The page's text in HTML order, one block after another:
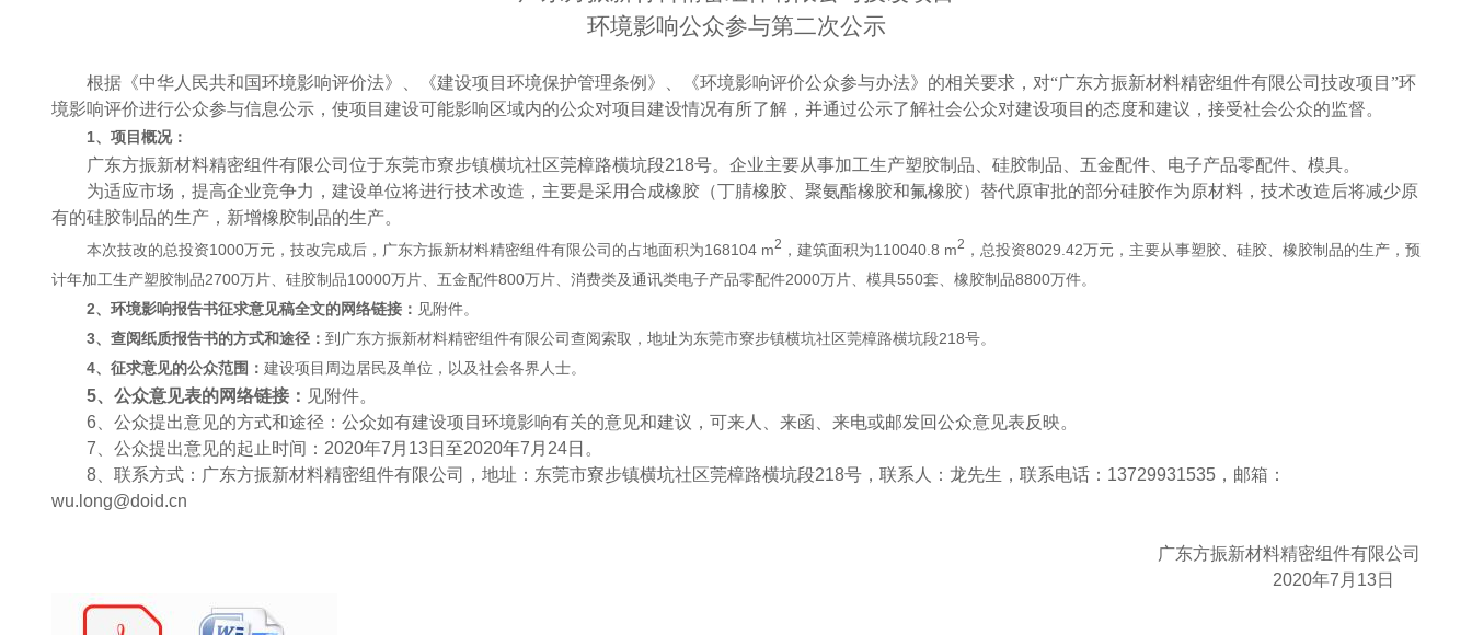
环境影响公众参与第二次公示
根据《中华人民共和国环境影响评价法》、《建设项目环境保护管理条例》、《环境影响评价公众参与办法》的相关要求，对“广东方振新材料精密组件有限公司技改项目”环
境影响评价进行公众参与信息公示，使项目建设可能影响区域内的公众对项目建设情况有所了解，并通过公示了解社会公众对建设项目的态度和建议，接受社会公众的监督。
1、项目概况：
广东方振新材料精密组件有限公司位于东莞市寮步镇横坑社区莞樟路横坑段218号。企业主要从事加工生产塑胶制品、硅胶制品、五金配件、电子产品零配件、模具。
为适应市场，提高企业竞争力，建设单位将进行技术改造，主要是采用合成橡胶（丁腈橡胶、聚氨酯橡胶和氟橡胶）替代原审批的部分硅胶作为原材料，技术改造后将减少原
有的硅胶制品的生产，新增橡胶制品的生产。
本次技改的总投资1000万元，技改完成后，广东方振新材料精密组件有限公司的占地面积为168104 m2 ，建筑面积为110040.8 m2 ，总投资8029.42万元，主要从事塑胶、硅胶、橡胶制品的生产，预
计年加工生产塑胶制品2700万片、硅胶制品10000万片、五金配件800万片、消费类及通讯类电子产品零配件2000万片、模具550套、橡胶制品8800万件。
2、环境影响报告书征求意见稿全文的网络链接： 见附件。
3、查阅纸质报告书的方式和途径： 到广东方振新材料精密组件有限公司查阅索取，地址为东莞市寮步镇横坑社区莞樟路横坑段218号。
4、征求意见的公众范围： 建设项目周边居民及单位，以及社会各界人士。
5、公众意见表的网络链接： 见附件。
6 、公众提出意见的方式和途径：公众如有建设项目环境影响有关的意见和建议，可来人、来函、来电或邮发回公众意见表反映。
7 、公众提出意见的起止时间： 2020年7 月 13日至2020年7 月 24日。
8 、联系方式：广东方振新材料精密组件有限公司，地址：东莞市寮步镇横坑社区莞樟路横坑段218号，联系人：龙先生，联系电话： 13729931535 ，邮箱：
wu.long@doid.cn
广东方振新材料精密组件有限公司
2020年7 月 13日